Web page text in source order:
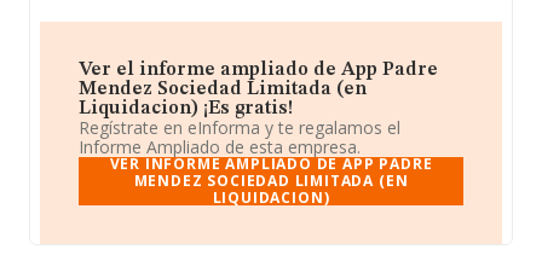
Ver el informe ampliado de App Padre
Mendez Sociedad Limitada (en
Liquidacion) ¡Es gratis!
Regístrate en eInforma y te regalamos el
Informe Ampliado de esta empresa.
VER INFORME AMPLIADO DE APP PADRE
MENDEZ SOCIEDAD LIMITADA (EN
LIQUIDACION)